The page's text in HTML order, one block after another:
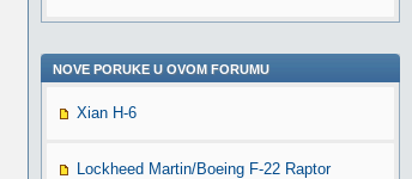
NOVE PORUKE U OVOM FORUMU
Xian H-6
Lockheed Martin/Boeing F-22 Raptor